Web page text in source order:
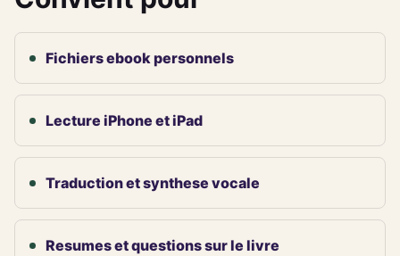
Fichiers ebook personnels
Lecture iPhone et iPad
Traduction et synthese vocale
Resumes et questions sur le livre